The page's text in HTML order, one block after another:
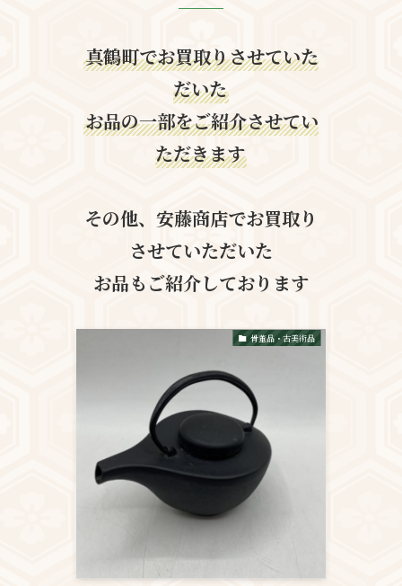
真鶴町でお買取りさせていた
だいた
お品の一部をご紹介させてい
ただきます
その他、安藤商店でお買取り
させていただいた
お品も ご紹介しております
骨董品・古美術品